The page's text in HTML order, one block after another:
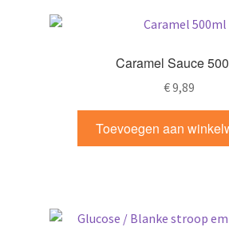
Caramel Sauce
€9,89
Toevoegen aan